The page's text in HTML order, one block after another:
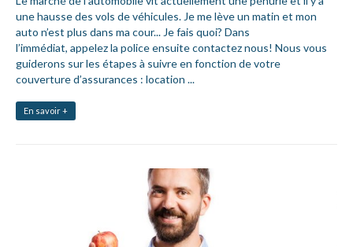
une hausse des vols de véhicules. Je me lève un matin et mon
auto n’est plus dans ma cour... Je fais quoi? Dans
l’immédiat, appelez la police ensuite contactez nous! Nous vous
guiderons sur les étapes à suivre en fonction de votre
couverture d’assurances : location ...
En savoir +